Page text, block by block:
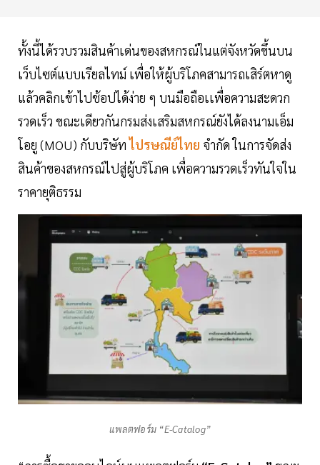
ทั้งนี้ได้รวบรวมสินค้าเด่นของสหกรณ์ในแต่จังหวัดขึ้นบน
เว็บไซต์แบบเรียลไทม์ เพื่อให้ผู้บริโภคสามารถเสิร์ตหาดู
แล้วคลิกเข้าไปช้อปได้ง่าย ๆ บนมือถือเเพื่อความสะดวก
รวดเร็ว ขณะเดียวกันกรมส่งเสริมสหกรณ์ยังได้ลงนามเอ็ม
โอยู (MOU) กับบริษัทไปรษณีย์ไทย จำกัด ในการจัดส่ง
สินค้าของสหกรณ์ไปสู่ผู้บริโภค เพื่อความรวดเร็วทันใจใน
ราคายุติธรรม
แพลตฟอร์ม “E-Catalog”